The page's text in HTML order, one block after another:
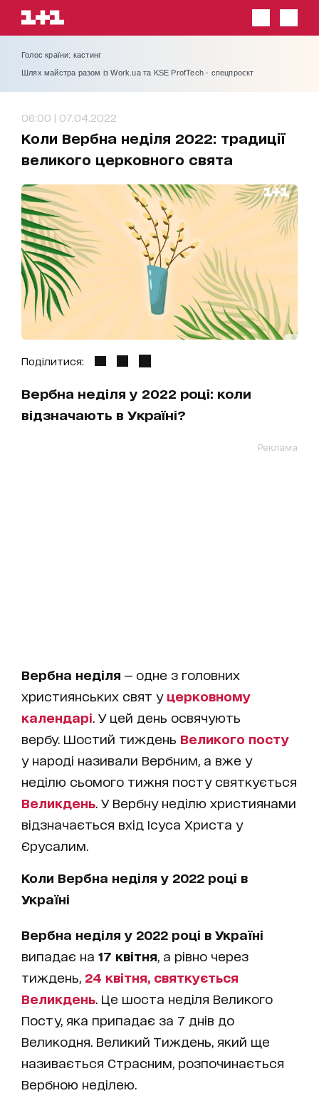
Голос країни: кастинг
Шлях майстра разом із Work.ua та KSE ProfTech - спецпроєкт
06:00 | 07.04.2022
Коли Вербна неділя 2022: традиції
великого церковного свята
Поділитися:
Вербна неділя у 2022 році: коли
відзначають в Україні?
Реклама
Вербна неділя — одне з головних
християнських свят у церковному
календарі . У цей день освячують
вербу. Шостий тиждень Великого посту
у народі називали Вербним, а вже у
неділю сьомого тижня посту святкується
Великдень . У Вербну неділю християнами
відзначається вхід Ісуса Христа у
Єрусалим.
Коли Вербна неділя у 2022 році в
Україні
Вербна неділя у 2022 році в Україні
випадає на 17 квітня , а рівно через
тиждень, 24 квітня, святкується
Великдень . Це шоста неділя Великого
Посту, яка припадає за 7 днів до
Великодня. Великий Тиждень, який ще
називається Страсним, розпочинається
Вербною неділею.